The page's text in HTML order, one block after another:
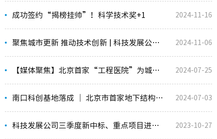
成功签约“揭榜挂帅”！科学技术奖+1 2024-11-16
聚焦城市更新 推动技术创新 | 科技发展公司研究院举办技术交流会 2024-11-06
【媒体聚焦】北京首家“工程医院”为城市地下工程设施提供“一站式”健康服务 2024-07-25
南口科创基地落成 ｜ 北京市首家地下结构“工程医院”正式亮相 2024-07-03
科技发展公司三季度新中标、重点项目进展情况大盘点！ 2023-10-27